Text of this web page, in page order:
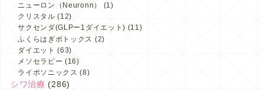
ニューロン（Neuronn）
(1)
クリスタル (12)
サクセンダ(GLPー1ダイエット) (11)
ふくらはぎボトックス (2)
ダイエット (63)
メソセラピー (16)
ライポソニックス (8)
シワ治療 (286)